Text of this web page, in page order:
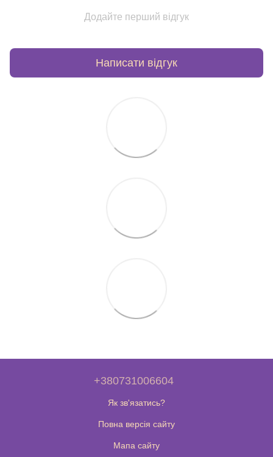
Додайте перший відгук
Написати відгук
+380731006604
Як зв'язатись?
Повна версія сайту
Мапа сайту